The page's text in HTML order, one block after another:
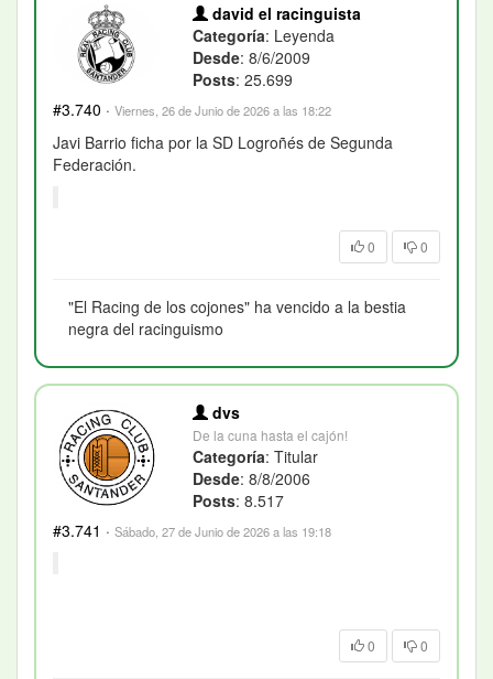
david el racinguista
Categoría: Leyenda
Desde: 8/6/2009
Posts: 25.699
#3.740 · Viernes, 26 de Junio de 2026 a las 18:22
Javi Barrio ficha por la SD Logroñés de Segunda
Federación.
0 0
"El Racing de los cojones" ha vencido a la bestia
negra del racinguismo
dvs
De la cuna hasta el cajón!
Categoría: Titular
Desde: 8/8/2006
Posts: 8.517
#3.741 · Sábado, 27 de Junio de 2026 a las 19:18
0 0